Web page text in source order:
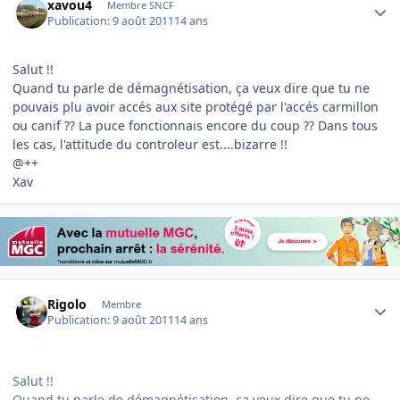
xavou4 Membre SNCF
Publication:9 août 201114 ans
Salut !!
Quand tu parle de démagnétisation, ça veux dire que tu ne
pouvais plu avoir accés aux site protégé par l'accés carmillon
ou canif ?? La puce fonctionnais encore du coup ?? Dans tous
les cas, l'attitude du controleur est....bizarre !!
@++
Xav
Rigolo Membre
Publication:9 août 201114 ans
Salut !!